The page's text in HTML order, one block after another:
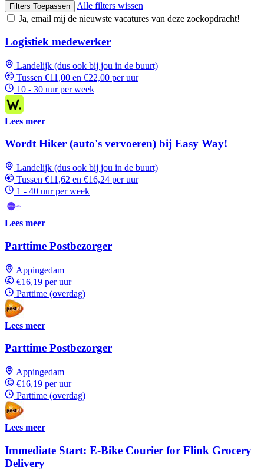
Filters Toepassen
Alle filters wissen
Ja, email mij de nieuwste vacatures van deze zoekopdracht!
Logistiek medewerker
Landelijk (dus ook bij jou in de buurt)
Tussen €11,00 en €22,00 per uur
10 - 30 uur per week
Lees meer
Wordt Hiker (auto's vervoeren) bij Easy Way!
Landelijk (dus ook bij jou in de buurt)
Tussen €11,62 en €16,24 per uur
1 - 40 uur per week
Lees meer
Parttime Postbezorger
Appingedam
€16,19 per uur
Parttime (overdag)
Lees meer
Parttime Postbezorger
Appingedam
€16,19 per uur
Parttime (overdag)
Lees meer
Immediate Start: E-Bike Courier for Flink Grocery
Delivery